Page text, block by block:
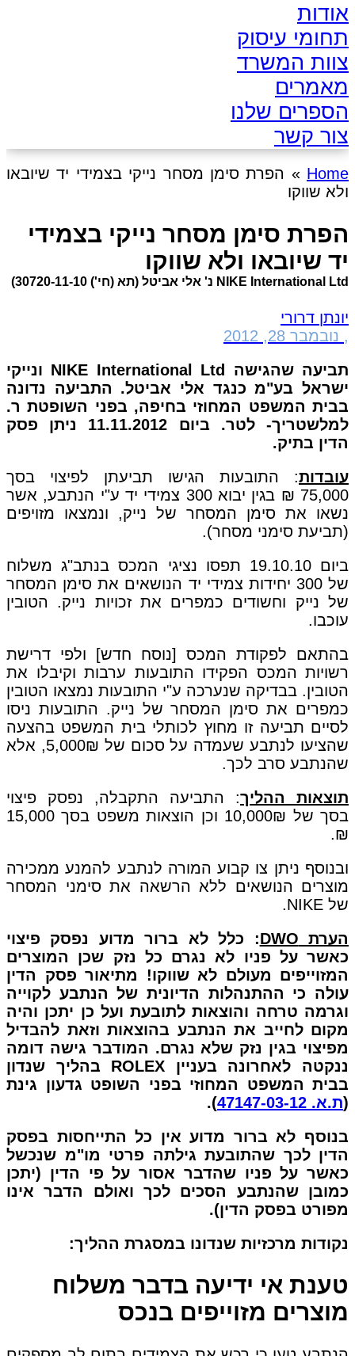
אודות
תחומי עיסוק
צוות המשרד
מאמרים
הספרים שלנו
צור קשר
Home
» הפרת סימן מסחר נייקי בצמידי יד שיובאו
ולא שווקו
הפרת סימן מסחר נייקי בצמידי
יד שיובאו ולא שווקו
NIKE International Ltd נ' אלי אביטל (תא (חי') 30720-11-10)
יונתן דרורי
, נובמבר 28, 2012
תביעה שהגישה NIKE International Ltd ונייקי
ישראל בע"מ כנגד אלי אביטל. התביעה נדונה
בבית המשפט המחוזי בחיפה, בפני השופטת ר.
למלשטריך- לטר. ביום 11.11.2012 ניתן פסק
הדין בתיק.
עובדות: התובעות הגישו תביעתן לפיצוי בסך
75,000 ₪ בגין יבוא 300 צמידי יד ע"י הנתבע, אשר
נשאו את סימן המסחר של נייק, ונמצאו מזויפים
(תביעת סימני מסחר).
ביום 19.10.10 תפסו נציגי המכס בנתב"ג משלוח
של 300 יחידות צמידי יד הנושאים את סימן המסחר
של נייק וחשודים כמפרים את זכויות נייק. הטובין
עוכבו.
בהתאם לפקודת המכס [נוסח חדש] ולפי דרישת
רשויות המכס הפקידו התובעות ערבות וקיבלו את
הטובין. בבדיקה שנערכה ע"י התובעות נמצאו הטובין
כמפרים את סימן המסחר של נייק. התובעות ניסו
לסיים תביעה זו מחוץ לכותלי בית המשפט בהצעה
שהציעו לנתבע שעמדה על סכום של 5,000₪, אלא
שהנתבע סרב לכך.
תוצאות ההליך: התביעה התקבלה, נפסק פיצוי
בסך של 10,000₪ וכן הוצאות משפט בסך 15,000
₪.
ובנוסף ניתן צו קבוע המורה לנתבע להמנע ממכירה
מוצרים הנושאים ללא הרשאה את סימני המסחר
של NIKE.
הערת DWO
: כלל לא ברור מדוע נפסק פיצוי
כאשר על פניו לא נגרם כל נזק שכן המוצרים
המזוייפים מעולם לא שווקו! מתיאור פסק הדין
עולה כי ההתנהלות הדיונית של הנתבע לקוייה
וגרמה טרחה והוצאות לתובעת ועל כן יתכן והיה
מקום לחייב את הנתבע בהוצאות וזאת להבדיל
מפיצוי בגין נזק שלא נגרם. המודבר גישה דומה
ננקטה לאחרונה בעניין ROLEX בהליך שנדון
בבית המשפט המחוזי בפני השופט גדעון גינת
(ת.א. 47147-03-12
).
בנוסף לא ברור מדוע אין כל התייחסות בפסק
הדין לכך שהתובעת גילתה פרטי מו"מ שנכשל
כאשר על פניו שהדבר אסור על פי הדין (יתכן
כמובן שהנתבע הסכים לכך ואולם הדבר אינו
מפורט בפסק הדין).
נקודות מרכזיות שנדונו במסגרת ההליך:
טענת אי ידיעה בדבר משלוח
מוצרים מזוייפים בנכס